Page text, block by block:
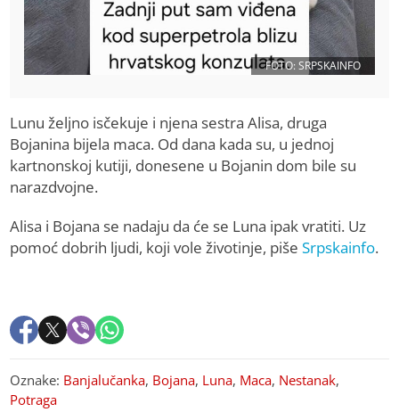
FOTO: SRPSKAINFO
Lunu željno isčekuje i njena sestra Alisa, druga
Bojanina bijela maca. Od dana kada su, u jednoj
kartnonskoj kutiji, donesene u Bojanin dom bile su
narazdvojne.
Alisa i Bojana se nadaju da će se Luna ipak vratiti. Uz
pomoć dobrih ljudi, koji vole životinje, pišeSrpskainfo.
Oznake: Banjalučanka, Bojana, Luna, Maca, Nestanak,
Potraga